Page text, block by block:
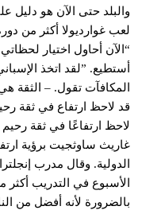
والبلد حتى الآن هو دليل
لعب غوارديولا أكثر من
“الآن أحاول اختيار
أستطيع. ”لقد اتخذ
المكافآت تقول. – الثقة
قد لاحظ ارتفاع في ثقة
غاريث ساوثجيت برؤية
الدولية. وقال مدرب
الأسبوع في التدريب
بالضرورة لأنه أفضل من